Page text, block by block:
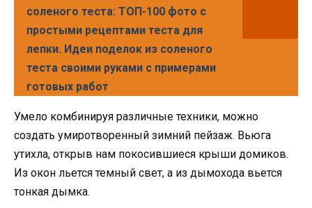
соленого теста: ТОП-100 фото с
простыми рецептами теста для
лепки. Идеи поделок из соленого
теста своими руками с примерами
готовых работ
Умело комбинируя различные техники, можно
создать умиротворенный зимний пейзаж. Вьюга
утихла, открыв нам покосившиеся крыши домиков.
Из окон льется темный свет, а из дымохода вьется
тонкая дымка.